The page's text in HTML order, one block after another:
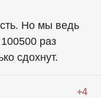
Но мы ведь
раз
сдохнут.
+4